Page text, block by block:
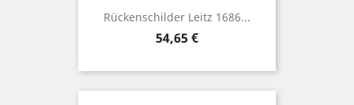
Rückenschilder Leitz 1686...
Preis
54,65 €